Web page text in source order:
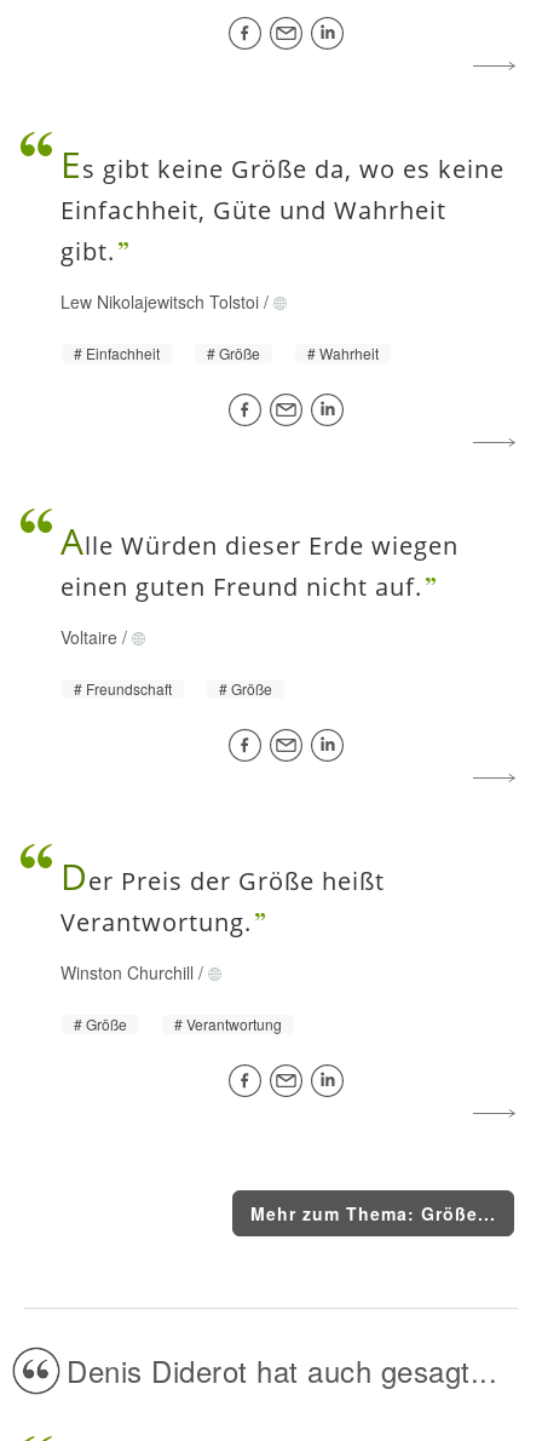
Es gibt keine Größe da, wo es keine
Einfachheit, Güte und Wahrheit
gibt.
Lew Nikolajewitsch Tolstoi /
Einfachheit Größe Wahrheit
Alle Würden dieser Erde wiegen
einen guten Freund nicht auf.
Voltaire /
Freundschaft Größe
Der Preis der Größe heißt
Verantwortung.
Winston Churchill /
Größe Verantwortung
Mehr zum Thema: Größe...
Denis Diderot hat auch gesagt...